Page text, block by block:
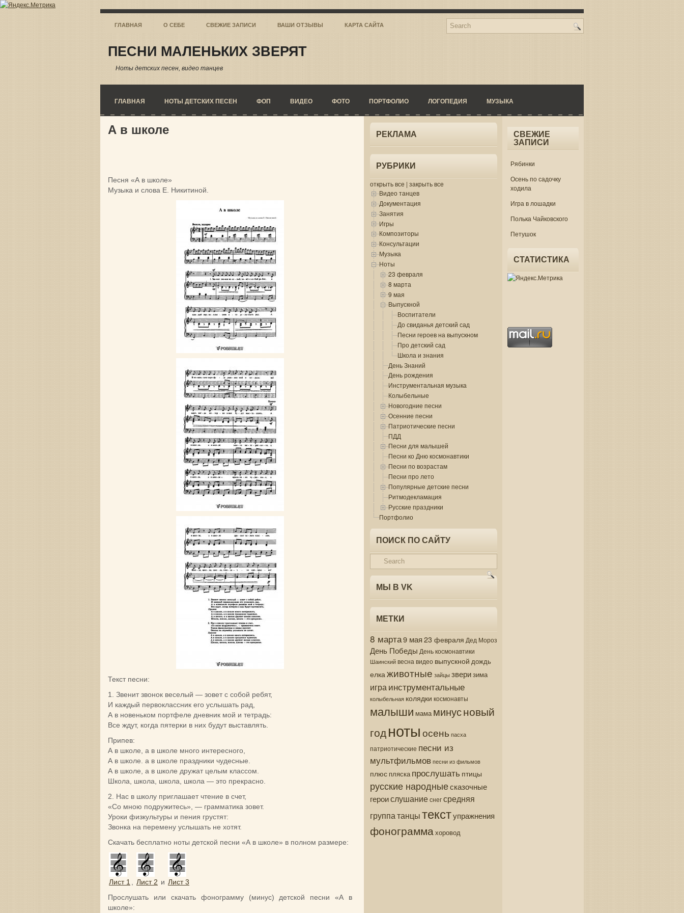
ГЛАВНАЯ О СЕБЕ СВЕЖИЕ ЗАПИСИ ВАШИ ОТЗЫВЫ КАРТА САЙТА
ПЕСНИ МАЛЕНЬКИХ ЗВЕРЯТ
Ноты детских песен, видео танцев
ГЛАВНАЯ НОТЫ ДЕТСКИХ ПЕСЕН ФОП ВИДЕО ФОТО ПОРТФОЛИО ЛОГОПЕДИЯ МУЗЫКА
А в школе
Песня «А в школе»
Музыка и слова Е. Никитиной.
Текст песни:
1. Звенит звонок веселый — зовет с собой ребят,
И каждый первоклассник его услышать рад,
А в новеньком портфеле дневник мой и тетрадь:
Все ждут, коrда пятерки в них будут выставлять.
Припев:
А в школе, а в школе много интересного,
А в школе. а в школе праздники чудесные.
А в школе, а в школе дружат целым классом.
Школа, школа, школа, школа — это прекрасно.
2. Нас в школу приглашает чтение в счет,
«Со мною подружитесь», — грамматика зовет.
Уроки физкультуры и пения грустят:
Звонка на перемену услышать не хотят.
Скачать бесплатно ноты детской песни «А в школе» в полном размере:
Лист 1 Лист 2 и Лист 3
Прослушать или скачать фонограмму (минус) детской песни «А в
школе»:
РЕКЛАМА
РУБРИКИ
открыть все | закрыть все
Видео танцев
Документация
Занятия
Игры
Композиторы
Консультации
Музыка
Ноты
23 февраля
8 марта
9 мая
Выпускной
Воспитатели
До свиданья детский сад
Песни героев на выпускном
Про детский сад
Школа и знания
День Знаний
День рождения
Инструментальная музыка
Колыбельные
Новогодние песни
Осенние песни
Патриотические песни
ПДД
Песни для малышей
Песни ко Дню космонавтики
Песни по возрастам
Песни про лето
Популярные детские песни
Ритмодекламация
Русские праздники
Портфолио
ПОИСК ПО САЙТУ
МЫ В VK
МЕТКИ
8 марта9 мая 23 февраля Дед Мороз
День Победы День космонавтики
Шаинскийвесна видео выпускной дождь
елкаживотные зайцы зверизима
играинструментальные
колыбельная колядки космонавты
малыши мама минусновый
годнотыосень пасха
патриотические песни из
мультфильмов песни из фильмов
плюс пляска прослушать птицы
русские народныесказочные
героислушаниеснегсредняя
группатанцытекступражнения
фонограммахоровод
СВЕЖИЕ
ЗАПИСИ
Рябинки
Осень по садочку
ходила
Игра в лошадки
Полька Чайковского
Петушок
СТАТИСТИКА